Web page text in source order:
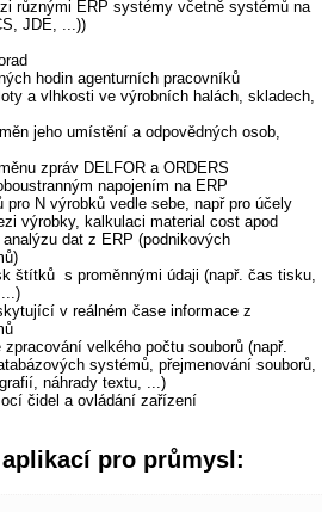
různými ERP systémy včetně systémů na
JDE, ...))
hodin agenturních pracovníků
a vlhkosti ve výrobních halách, skladech,
jeho umístění a odpovědných osob,
zpráv DELFOR a ORDERS
napojením na ERP
pro N výrobků vedle sebe, např pro účely
výrobky, kalkulaci material cost apod
dat z ERP (podnikových
štítků s proměnnými údaji (např. čas tisku,
v reálném čase informace z
velkého počtu souborů (např.
systémů, přejmenování souborů,
náhrady textu, ...)
čidel a ovládání zařízení
pro průmysl: